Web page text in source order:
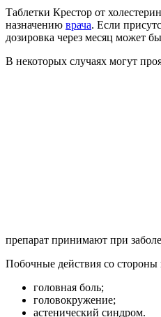
Таблетки Крестор от
назначению врача. Если
дозировка через месяц может
В некоторых случаях могут
препарат принимают при
Побочные действия со
головная боль;
головокружение;
астенический синдром.